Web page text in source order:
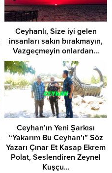
Ceyhanlı, Size iyi gelen
insanları sakın bırakmayın,
Vazgeçmeyin onlardan…
Ceyhan’ın Yeni Şarkısı
“Yakarım Bu Ceyhan’ı” Söz
Yazarı Çınar Et Kasap Ekrem
Polat, Seslendiren Zeynel
Kuşçu…